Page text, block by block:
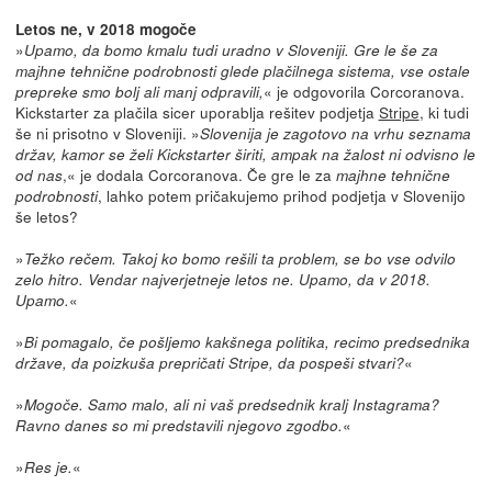
Letos ne, v 2018 mogoče
»Upamo, da bomo kmalu tudi uradno v Sloveniji. Gre le še za
majhne tehnične podrobnosti glede plačilnega sistema, vse ostale
prepreke smo bolj ali manj odpravili,« je odgovorila Corcoranova.
Kickstarter za plačila sicer uporablja rešitev podjetja Stripe, ki tudi
še ni prisotno v Sloveniji. »Slovenija je zagotovo na vrhu seznama
držav, kamor se želi Kickstarter širiti, ampak na žalost ni odvisno le
od nas,« je dodala Corcoranova. Če gre le za majhne tehnične
podrobnosti, lahko potem pričakujemo prihod podjetja v Slovenijo
še letos?
»Težko rečem. Takoj ko bomo rešili ta problem, se bo vse odvilo
zelo hitro. Vendar najverjetneje letos ne. Upamo, da v 2018.
Upamo.«
»Bi pomagalo, če pošljemo kakšnega politika, recimo predsednika
države, da poizkuša prepričati Stripe, da pospeši stvari?«
»Mogoče. Samo malo, ali ni vaš predsednik kralj Instagrama?
Ravno danes so mi predstavili njegovo zgodbo.«
»Res je.«